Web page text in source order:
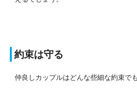
約束は守る
仲良しカップルはどんな些細な約束で